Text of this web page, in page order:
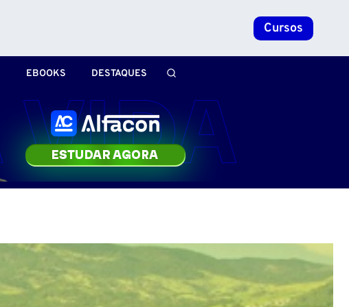
Cursos
EBOOKS DESTAQUES